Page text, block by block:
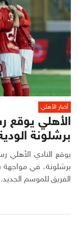
أخبار الأهلي
الأهلي يوقع
برشلونة
يوقع النادي الأهلي
برشلونة، في
الفريق للموسم الجديد.